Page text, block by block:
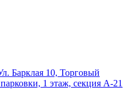
Барклая 10, Торговый
1 этаж, секция А-21